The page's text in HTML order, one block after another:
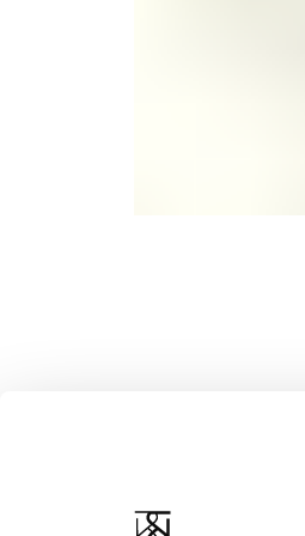
Versand und Rückgabe